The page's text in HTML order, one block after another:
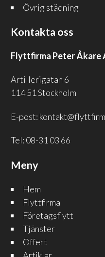
Övrig städning
Kontakta oss
Flyttfirma Peter Åkare
Artillerigatan 6
114 51 Stockholm
E-post:
Tel: 08-31 03 66
Meny
Hem
Flyttfirma
Företagsflytt
Tjänster
Offert